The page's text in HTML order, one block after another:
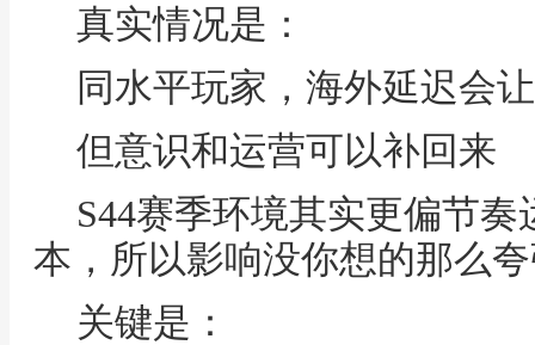
真实情况是：
同水平玩家，海外延迟会
但意识和运营可以补回来
S44赛季环境其实更偏节
本，所以影响没你想的那么
关键是：